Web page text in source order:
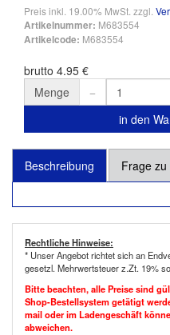
Preis inkl. 19.00% MwSt. zzgl.
Artikelnummer: M683554
Artikelcode: M683554
brutto 4.95 €
Menge
in den
Beschreibung Frage zu
Rechtliche Hinweise:
* Unser Angebot richtet sich an
gesetzl. Mehrwertsteuer z.Zt. 19%
Bitte beachten, alle Preise sind
Shop-Bestellsystem getätigt
mail oder im Ladengeschäft
abweichen.